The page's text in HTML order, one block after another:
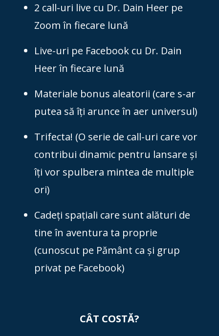
2 call-uri live cu Dr. Dain Heer pe
Zoom în fiecare lună
Live-uri pe Facebook cu Dr. Dain
Heer în fiecare lună
Materiale bonus aleatorii (care s-ar
putea să îți arunce în aer universul)
Trifecta! (O serie de call-uri care vor
contribui dinamic pentru lansare și
îți vor spulbera mintea de multiple
ori)
Cadeți spațiali care sunt alături de
tine în aventura ta proprie
(cunoscut pe Pământ ca și grup
privat pe Facebook)
CÂT COSTĂ?